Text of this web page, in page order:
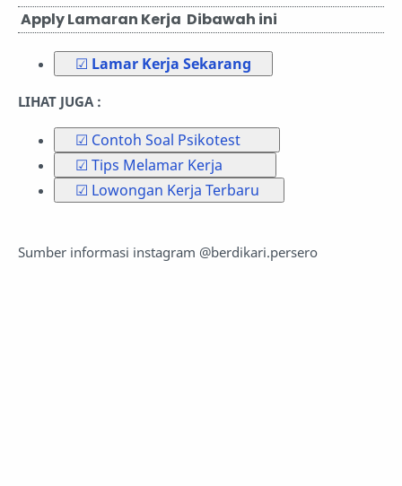
Apply Lamaran Kerja Dibawah ini
☑ Lamar Kerja Sekarang
LIHAT JUGA :
☑ Contoh Soal Psikotest
☑ Tips Melamar Kerja
☑ Lowongan Kerja Terbaru
Sumber informasi instagram @berdikari.persero